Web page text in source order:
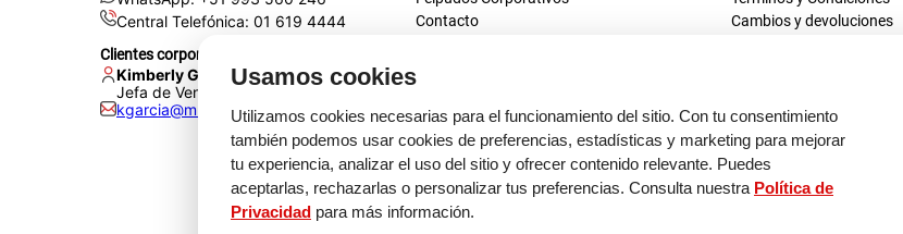
Usamos cookies
Utilizamos cookies necesarias para el funcionamiento del sitio. Con tu consentimiento
también podemos usar cookies de preferencias, estadísticas y marketing para mejorar
tu experiencia, analizar el uso del sitio y ofrecer contenido relevante. Puedes
aceptarlas, rechazarlas o personalizar tus preferencias. Consulta nuestra Política de
Privacidad para más información.
Central Telefónica: 01 619 4444
Clientes corporativos
Kimberly Garcia
Jefa de Ventas Empresas
kgarcia@multitop.pe
Contacto
Tienda física
Av. Iquitos 670 - 699, La Victoria
L-S: 8:00 a.m. - 6:30 p.m.
Feriados: 9:00 a.m. - 5:00 p.m.
Cambios y devoluciones